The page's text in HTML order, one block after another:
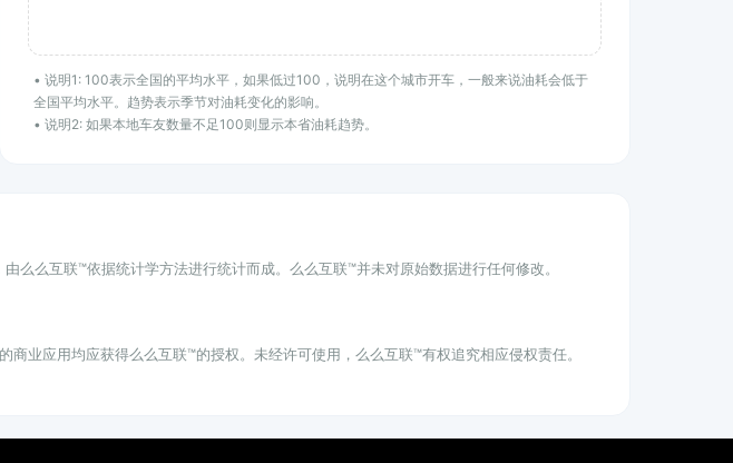
• 说明1: 100表示全国的平均水平，如果低过100，说明在这个城市开车，一般来说油耗会低于
全国平均水平。趋势表示季节对油耗变化的影响。
• 说明2: 如果本地车友数量不足100则显示本省油耗趋势。
么互联™依据统计学方法进行统计而成。么么互联™并未对原始数据进行任何修改。
业应用均应获得么么互联™的授权。未经许可使用，么么互联™有权追究相应侵权责任。